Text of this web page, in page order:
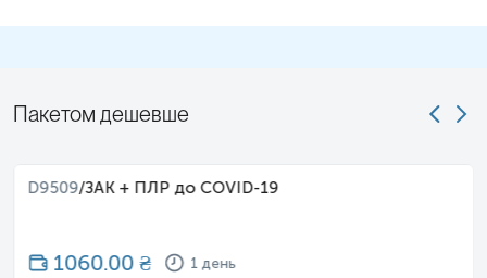
Пакетом дешевше
D9509/ЗАК + ПЛР до COVID-19
1060.00₴ 1 день